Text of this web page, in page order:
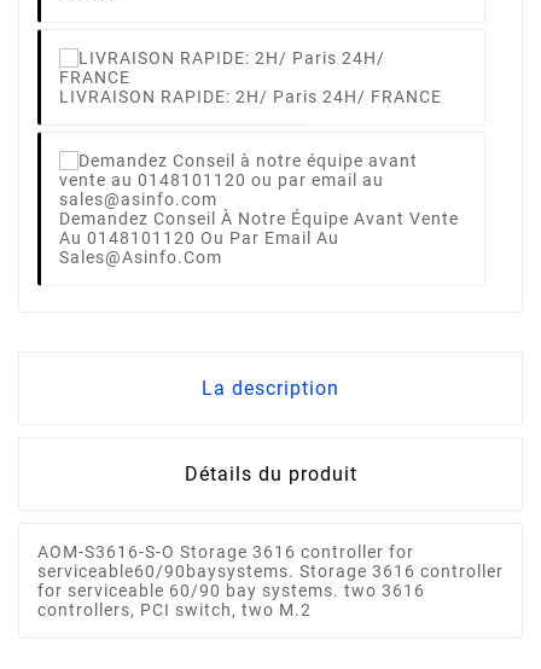
LIVRAISON RAPIDE: 2H/ Paris 24H/ FRANCE
Demandez Conseil À Notre Équipe Avant Vente
Au 0148101120 Ou Par Email Au
Sales@asinfo.com
La description
Détails du produit
AOM-S3616-S-O Storage 3616 controller for
serviceable60/90baysystems. Storage 3616 controller
for serviceable 60/90 bay systems. two 3616
controllers, PCI switch, two M.2